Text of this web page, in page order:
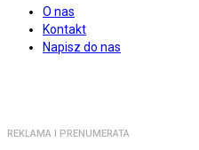
O nas
Kontakt
Napisz do nas
REKLAMA I PRENUMERATA